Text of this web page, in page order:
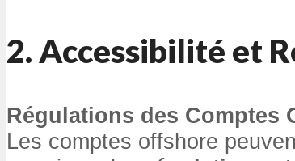
2. Accessibilité et
Régulations des Comptes
Les comptes offshore